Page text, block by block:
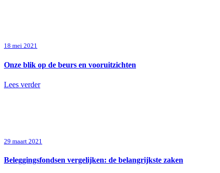
18 mei 2021
Onze blik op de beurs en vooruitzichten
Lees verder
29 maart 2021
Beleggingsfondsen vergelijken: de belangrijkste zaken